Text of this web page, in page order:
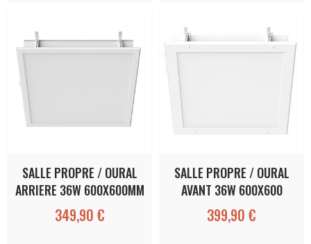
SALLE PROPRE / OURAL
ARRIERE 36W 600X600MM
349,90 €
SALLE PROPRE / OURAL
AVANT 36W 600X600
399,90 €